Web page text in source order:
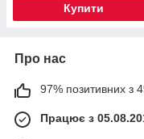
Купити
Про нас
97% позитивних з
Працює з